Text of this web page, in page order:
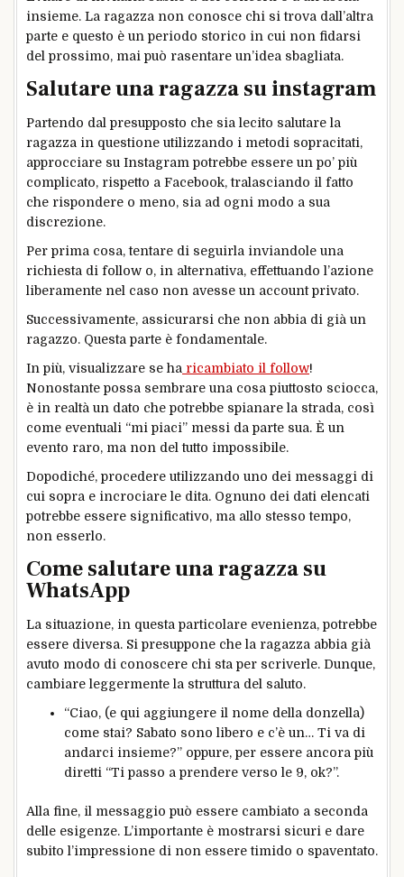
insieme. La ragazza non conosce chi si trova dall’altra
parte e questo è un periodo storico in cui non fidarsi
del prossimo, mai può rasentare un’idea sbagliata.
Salutare una ragazza su instagram
Partendo dal presupposto che sia lecito salutare la
ragazza in questione utilizzando i metodi sopracitati,
approcciare su Instagram potrebbe essere un po’ più
complicato, rispetto a Facebook, tralasciando il fatto
che rispondere o meno, sia ad ogni modo a sua
discrezione.
Per prima cosa, tentare di seguirla inviandole una
richiesta di follow o, in alternativa, effettuando l’azione
liberamente nel caso non avesse un account privato.
Successivamente, assicurarsi che non abbia di già un
ragazzo. Questa parte è fondamentale.
In più, visualizzare se ha ricambiato il follow!
Nonostante possa sembrare una cosa piuttosto sciocca,
è in realtà un dato che potrebbe spianare la strada, così
come eventuali “mi piaci” messi da parte sua. È un
evento raro, ma non del tutto impossibile.
Dopodiché, procedere utilizzando uno dei messaggi di
cui sopra e incrociare le dita. Ognuno dei dati elencati
potrebbe essere significativo, ma allo stesso tempo,
non esserlo.
Come salutare una ragazza su
WhatsApp
La situazione, in questa particolare evenienza, potrebbe
essere diversa. Si presuppone che la ragazza abbia già
avuto modo di conoscere chi sta per scriverle. Dunque,
cambiare leggermente la struttura del saluto.
“Ciao, (e qui aggiungere il nome della donzella)
come stai? Sabato sono libero e c’è un… Ti va di
andarci insieme?” oppure, per essere ancora più
diretti “Ti passo a prendere verso le 9, ok?”.
Alla fine, il messaggio può essere cambiato a seconda
delle esigenze. L’importante è mostrarsi sicuri e dare
subito l’impressione di non essere timido o spaventato.